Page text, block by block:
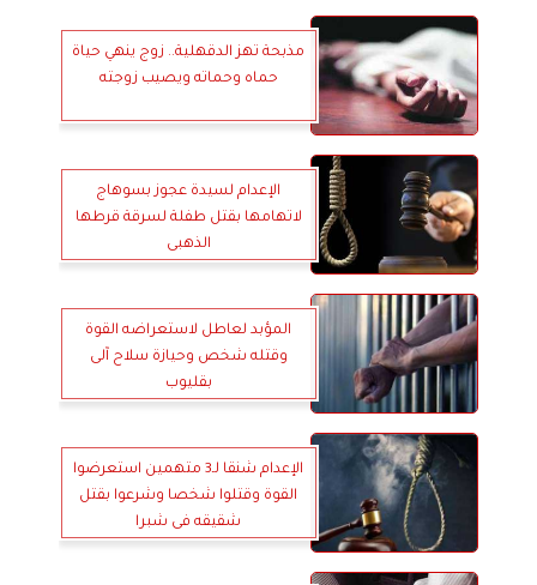
مذبحة تهز الدقهلية.. زوج ينهي حياة
حماه وحماته ويصيب زوجته
الإعدام لسيدة عجوز بسوهاج
لاتهامها بقتل طفلة لسرقة قرطها
الذهبى
المؤبد لعاطل لاستعراضه القوة
وقتله شخص وحيازة سلاح آلى
بقليوب
الإعدام شنقا لـ3 متهمين استعرضوا
القوة وقتلوا شخصا وشرعوا بقتل
شقيقه فى شبرا